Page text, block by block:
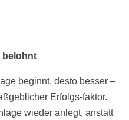
belohnt
beginnt, desto besser –
Erfolgs-faktor.
wieder anlegt, anstatt